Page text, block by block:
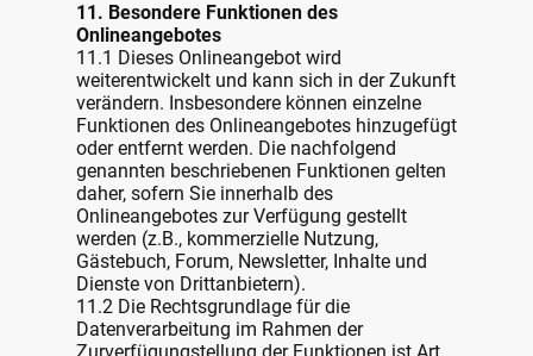
11. Besondere Funktionen des
Onlineangebotes
11.1 Dieses Onlineangebot wird
weiterentwickelt und kann sich in der Zukunft
verändern. Insbesondere können einzelne
Funktionen des Onlineangebotes hinzugefügt
oder entfernt werden. Die nachfolgend
genannten beschriebenen Funktionen gelten
daher, sofern Sie innerhalb des
Onlineangebotes zur Verfügung gestellt
werden (z.B., kommerzielle Nutzung,
Gästebuch, Forum, Newsletter, Inhalte und
Dienste von Drittanbietern).
11.2 Die Rechtsgrundlage für die
Datenverarbeitung im Rahmen der